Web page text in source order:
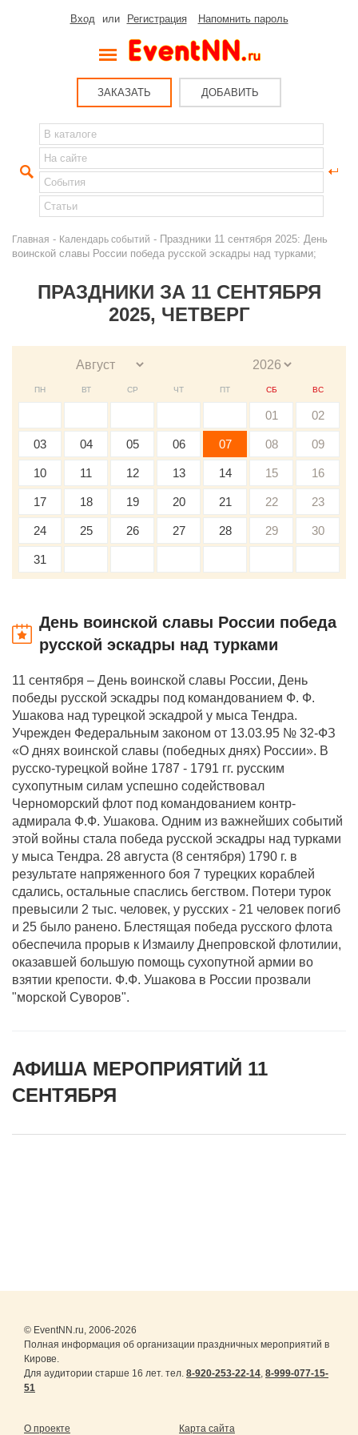
Вход или Регистрация Напомнить пароль
ЗАКАЗАТЬ ДОБАВИТЬ
Главная - Календарь событий - Праздники 11 сентября 2025: День
воинской славы России победа русской эскадры над турками;
ПРАЗДНИКИ ЗА 11 СЕНТЯБРЯ
2025, ЧЕТВЕРГ
ПН ВТ СР ЧТ ПТ СБ ВС
01 02
03 04 05 06 07 08 09
10 11 12 13 14 15 16
17 18 19 20 21 22 23
24 25 26 27 28 29 30
31
День воинской славы России победа
русской эскадры над турками
11 сентября – День воинской славы России, День
победы русской эскадры под командованием Ф. Ф.
Ушакова над турецкой эскадрой у мыса Тендра.
Учрежден Федеральным законом от 13.03.95 № 32-ФЗ
«О днях воинской славы (победных днях) России». В
русско-турецкой войне 1787 - 1791 гг. русским
сухопутным силам успешно содействовал
Черноморский флот под командованием контр-
адмирала Ф.Ф. Ушакова. Одним из важнейших событий
этой войны стала победа русской эскадры над турками
у мыса Тендра. 28 августа (8 сентября) 1790 г. в
результате напряженного боя 7 турецких кораблей
сдались, остальные спаслись бегством. Потери турок
превысили 2 тыс. человек, у русских - 21 человек погиб
и 25 было ранено. Блестящая победа русского флота
обеспечила прорыв к Измаилу Днепровской флотилии,
оказавшей большую помощь сухопутной армии во
взятии крепости. Ф.Ф. Ушакова в России прозвали
"морской Суворов".
АФИША МЕРОПРИЯТИЙ 11
СЕНТЯБРЯ
© EventNN.ru, 2006-2026
Полная информация об организации праздничных мероприятий в
Кирове.
Для аудитории старше 16 лет. тел. 8-920-253-22-14, 8-999-077-15-
51
О проекте Карта сайта